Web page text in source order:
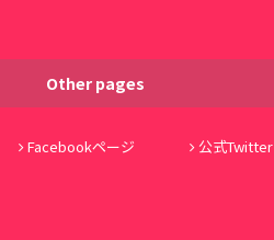
Other pages
Facebookページ 公式Twitter